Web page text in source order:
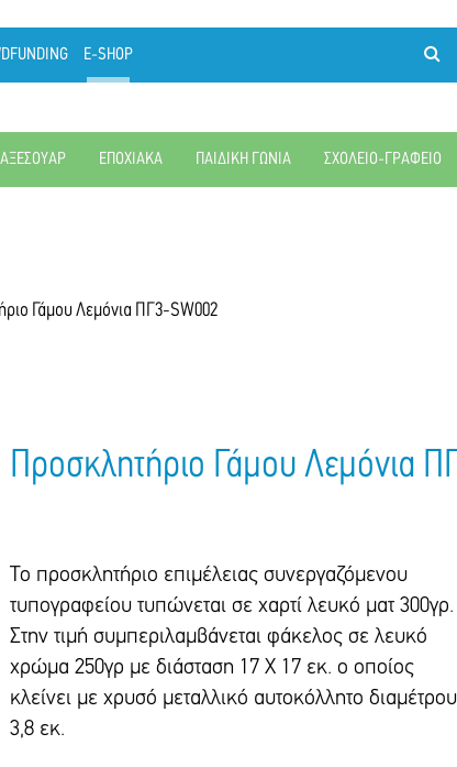
E-SHOP
ΑΞΕΣΟΥΑΡ ΕΠΟΧΙΑΚΑ ΠΑΙΔΙΚΗ ΓΩΝΙΑ ΣΧΟΛΕΙΟ-ΓΡΑΦΕΙΟ
Γάμου Λεμόνια ΠΓ3-SW002
Προσκλητήριο Γάμου Λεμόνια
Το προσκλητήριο επιμέλειας συνεργαζόμενου
τυπογραφείου τυπώνεται σε χαρτί λευκό ματ 300γρ.
Στην τιμή συμπεριλαμβάνεται φάκελος σε λευκό
χρώμα 250γρ με διάσταση 17 Χ 17 εκ. ο οποίος
κλείνει με χρυσό μεταλλικό αυτοκόλλητο διαμέτρου
3,8 εκ.